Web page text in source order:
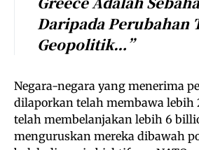
Daripada Perubahan
Geopolitik…”
Negara-negara yang menerima
dilaporkan telah membawa lebih
telah membelanjakan lebih 6
menguruskan mereka dibawah